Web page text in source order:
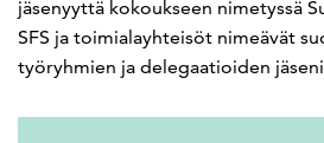
jäsenyyttä kokoukseen nimetyssä
SFS ja toimialayhteisöt nimeävät
työryhmien ja delegaatioiden